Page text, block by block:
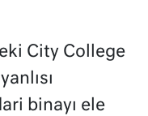
City College
binayı ele